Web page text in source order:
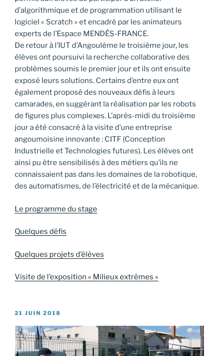
d’algorithmique et de programmation utilisant le
logiciel « Scratch » et encadré par les animateurs
experts de l’Espace MENDÈS-FRANCE.
De retour à l’IUT d’Angoulême le troisième jour, les
élèves ont poursuivi la recherche collaborative des
problèmes soumis le premier jour et ils ont ensuite
exposé leurs solutions. Certains d’entre eux ont
également proposé des nouveaux défis à leurs
camarades, en suggérant la réalisation par les robots
de figures plus complexes. L’après-midi du troisième
jour a été consacré à la visite d’une entreprise
angoumoisine innovante : CITF (Conception
Industrielle et Technologies futures). Les élèves ont
ainsi pu être sensibilisés à des métiers qu’ils ne
connaissaient pas dans les domaines de la robotique,
des automatismes, de l’électricité et de la mécanique.
Le programme du stage
Quelques défis
Quelques projets d’élèves
Visite de l’exposition « Milieux extrêmes »
PUBLIÉ
21 JUIN 2018